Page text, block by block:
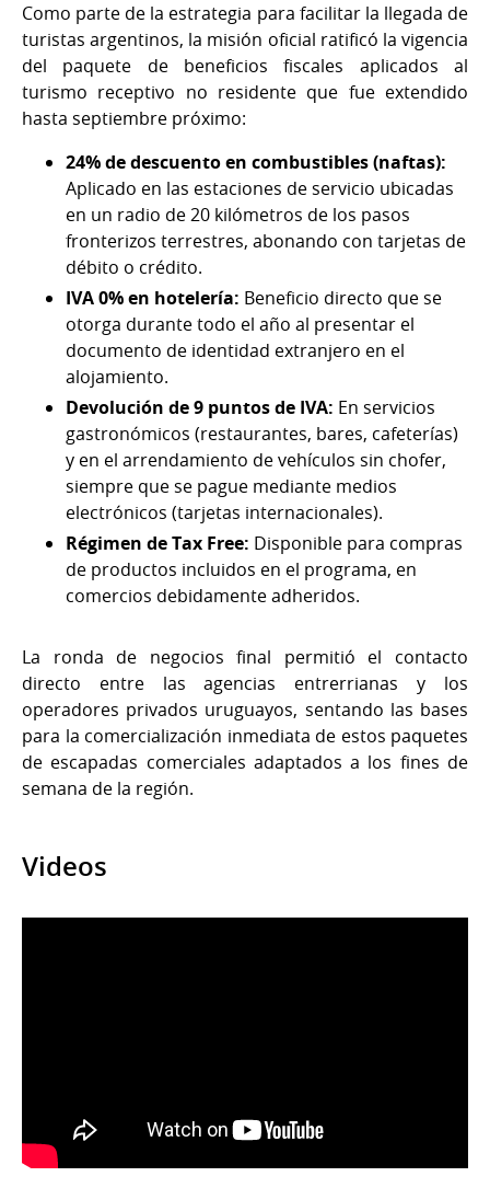
Como parte de la estrategia para facilitar la llegada de
turistas argentinos, la misión oficial ratificó la vigencia
del paquete de beneficios fiscales aplicados al
turismo receptivo no residente que fue extendido
hasta septiembre próximo:
24% de descuento en combustibles (naftas):
Aplicado en las estaciones de servicio ubicadas
en un radio de 20 kilómetros de los pasos
fronterizos terrestres, abonando con tarjetas de
débito o crédito.
IVA 0% en hotelería: Beneficio directo que se
otorga durante todo el año al presentar el
documento de identidad extranjero en el
alojamiento.
Devolución de 9 puntos de IVA: En servicios
gastronómicos (restaurantes, bares, cafeterías)
y en el arrendamiento de vehículos sin chofer,
siempre que se pague mediante medios
electrónicos (tarjetas internacionales).
Régimen de Tax Free: Disponible para compras
de productos incluidos en el programa, en
comercios debidamente adheridos.
La ronda de negocios final permitió el contacto
directo entre las agencias entrerrianas y los
operadores privados uruguayos, sentando las bases
para la comercialización inmediata de estos paquetes
de escapadas comerciales adaptados a los fines de
semana de la región.
Videos